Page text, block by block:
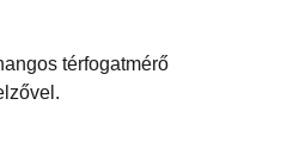
térfogatmérő